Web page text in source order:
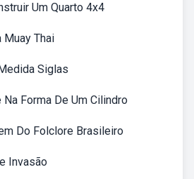
Um Quarto 4x4
Muay Thai
Siglas
Na Forma De Um Cilindro
Do Folclore Brasileiro
Invasão